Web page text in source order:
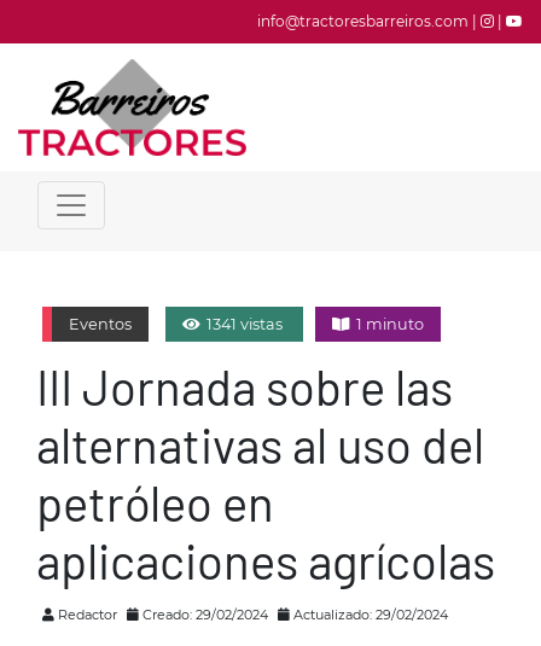
info@tractoresbarreiros.com |
Eventos 1341 vistas 1 minuto
III Jornada sobre las
alternativas al uso del
petróleo en
aplicaciones agrícolas
Redactor Creado: 29/02/2024 Actualizado: 29/02/2024